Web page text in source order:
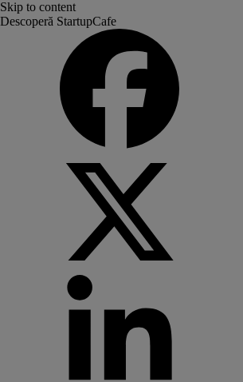
Skip to content
Descoperă StartupCafe